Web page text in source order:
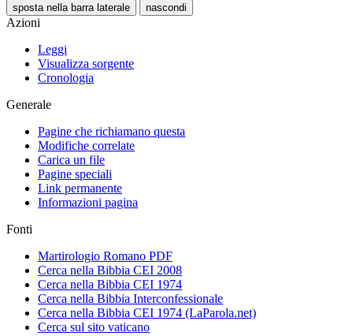
sposta nella barra laterale nascondi
Azioni
Leggi
Visualizza sorgente
Cronologia
Generale
Pagine che richiamano questa
Modifiche correlate
Carica un file
Pagine speciali
Link permanente
Informazioni pagina
Fonti
Martirologio Romano PDF
Cerca nella Bibbia CEI 2008
Cerca nella Bibbia CEI 1974
Cerca nella Bibbia Interconfessionale
Cerca nella Bibbia CEI 1974 (LaParola.net)
Cerca sul sito vaticano